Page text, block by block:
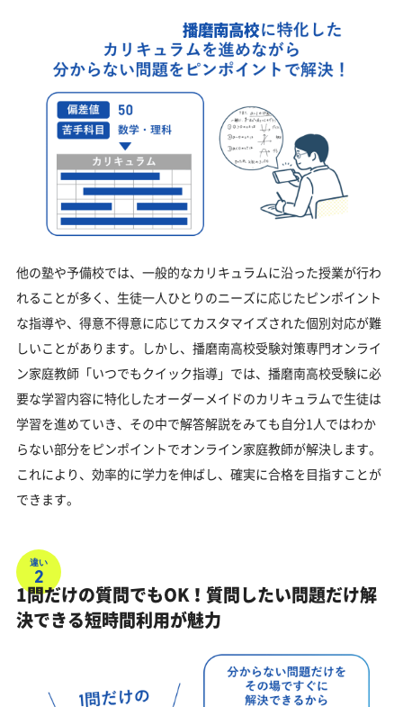
播磨南高校
他の塾や予備校では、一般的なカリキュラムに沿った授業が行わ
れることが多く、生徒一人ひとりのニーズに応じたピンポイント
な指導や、得意不得意に応じてカスタマイズされた個別対応が難
しいことがあります。しかし、播磨南高校受験対策専門オンライ
ン家庭教師「いつでもクイック指導」では、播磨南高校受験に必
要な学習内容に特化したオーダーメイドのカリキュラムで生徒は
学習を進めていき、その中で解答解説をみても自分1人ではわか
らない部分をピンポイントでオンライン家庭教師が解決します。
これにより、効率的に学力を伸ばし、確実に合格を目指すことが
できます。
違い
2
1問だけの質問でもOK！質問したい問題だけ解
決できる短時間利用が魅力